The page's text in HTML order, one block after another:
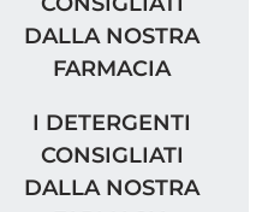
DALLA NOSTRA
I DETERGENTI
I DETERGENTI
CONSIGLIATI
DALLA NOSTRA